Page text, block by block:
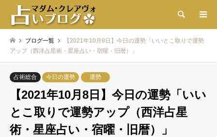
検索
ブログ一覧
【2021年10月8日】今日の運勢「いいとこ取りで運勢
アップ（西洋占星術・星座占い・宿曜・旧暦）」
占術総合 今日の運勢 運勢
【2021年10月8日】今日の運勢「いい
とこ取りで運勢アップ（西洋占星
術・星座占い・宿曜・旧暦）」